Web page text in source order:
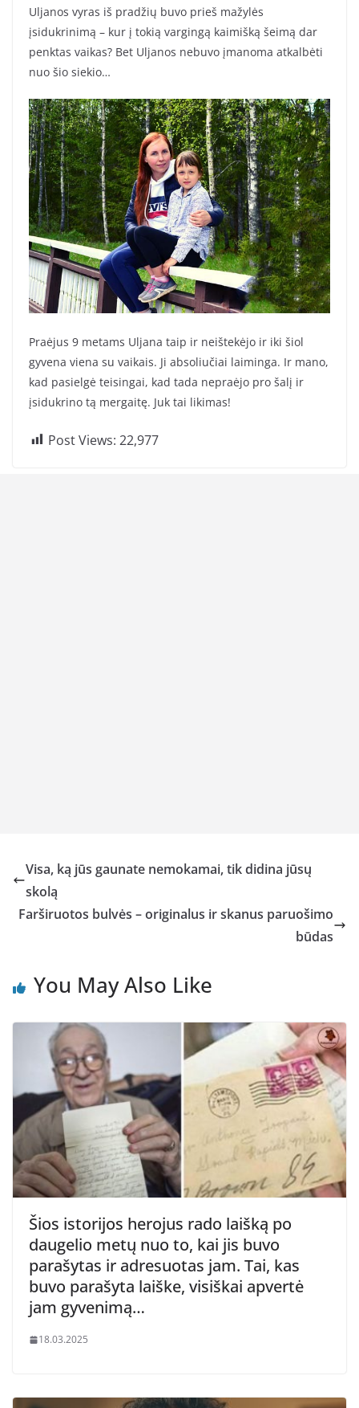
Uljanos vyras iš pradžių buvo prieš mažylės
įsidukrinimą – kur į tokią vargingą kaimišką šeimą dar
penktas vaikas? Bet Uljanos nebuvo įmanoma atkalbėti
nuo šio siekio…
Praėjus 9 metams Uljana taip ir neištekėjo ir iki šiol
gyvena viena su vaikais. Ji absoliučiai laiminga. Ir mano,
kad pasielgė teisingai, kad tada nepraėjo pro šalį ir
įsidukrino tą mergaitę. Juk tai likimas!
Post Views: 22,977
Visa, ką jūs gaunate nemokamai, tik didina jūsų
skolą
Farširuotos bulvės – originalus ir skanus paruošimo
būdas
You May Also Like
Šios istorijos herojus rado laišką po
daugelio metų nuo to, kai jis buvo
parašytas ir adresuotas jam. Tai, kas
buvo parašyta laiške, visiškai apvertė
jam gyvenimą…
18.03.2025